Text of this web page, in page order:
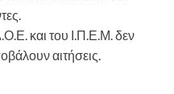
και του Ι.Π.Ε.Μ. δεν
αιτήσεις.